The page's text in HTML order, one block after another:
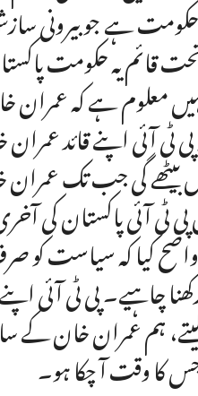
حکومت ہے جو بیرونی
یہ حکومت
معلوم ہے کہ
آئی اپنے قائد
گی جب تک
ٹی آئی پاکستان کی
کیا کہ سیاست کو
چاہیے۔ پی ٹی آئی
ہم عمران خان کے
کا وقت آ چکا ہو۔